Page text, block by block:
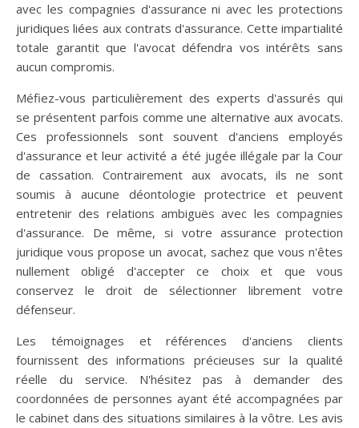
avec les compagnies d'assurance ni avec les protections
juridiques liées aux contrats d'assurance. Cette impartialité
totale garantit que l'avocat défendra vos intérêts sans
aucun compromis.
Méfiez-vous particulièrement des experts d'assurés qui
se présentent parfois comme une alternative aux avocats.
Ces professionnels sont souvent d'anciens employés
d'assurance et leur activité a été jugée illégale par la Cour
de cassation. Contrairement aux avocats, ils ne sont
soumis à aucune déontologie protectrice et peuvent
entretenir des relations ambiguës avec les compagnies
d'assurance. De même, si votre assurance protection
juridique vous propose un avocat, sachez que vous n'êtes
nullement obligé d'accepter ce choix et que vous
conservez le droit de sélectionner librement votre
défenseur.
Les témoignages et références d'anciens clients
fournissent des informations précieuses sur la qualité
réelle du service. N'hésitez pas à demander des
coordonnées de personnes ayant été accompagnées par
le cabinet dans des situations similaires à la vôtre. Les avis